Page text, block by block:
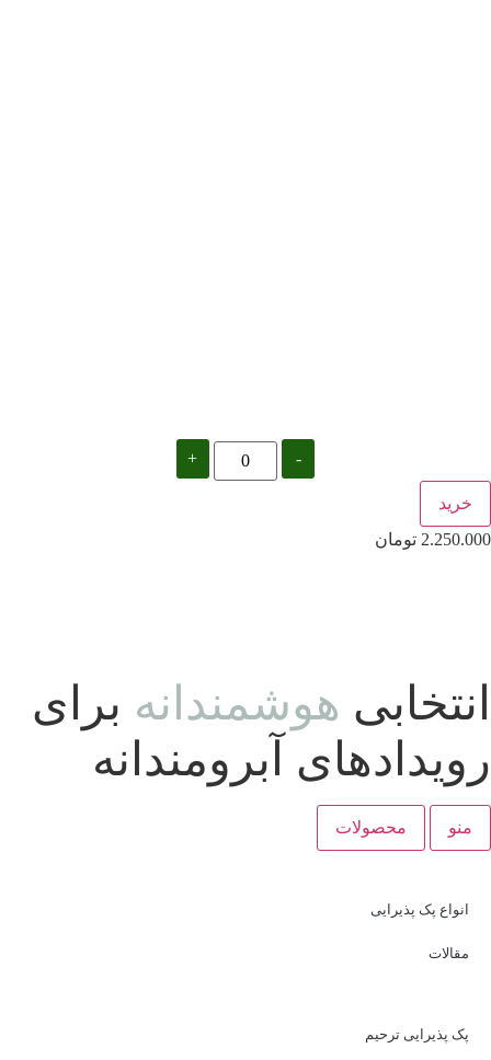
-
+
خرید
2.250.000 تومان
انتخابی هوشمندانه برای
رویدادهای آبرومندانه
منو محصولات
انواع پک پذیرایی
مقالات
پک پذیرایی ترحیم